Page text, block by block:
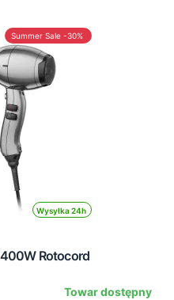
Wysyłka 24h
Summer Sale -30%
Rotocord
Towar dostępny